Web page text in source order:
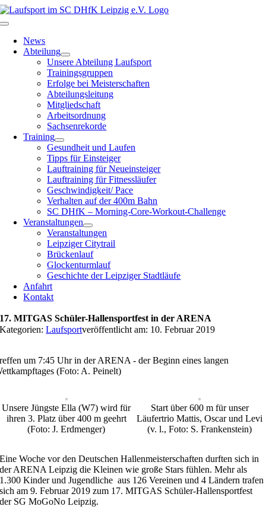
Zum
Inhalt
Toggle
Navigation
News
Abteilung
Unsere Abteilung Laufsport
Trainingsgruppen
Erfolge bei Meisterschaften
Abteilungsleitung
Mitgliedschaft
Arbeitsordnung
Sachsenrekorde
Training
Gesundheit und Laufen
Tipps für Einsteiger
Lauftraining für Neueinsteiger
Lauftraining für Fitnessläufer
Geschwindigkeit/ Pace
Verhalten auf der 400m Bahn
SC DHfK – Morning-Core-Workout-Challenge
Veranstaltungen
Veranstaltungen
Leipziger Citytrail
Brückenlauf
Glockenturmlauf
Geschichte der Leipziger Stadtläufe
Anfahrt
Kontakt
17. MITGAS Schüler-Hallensportfest in der ARENA
Kategorien:Laufsportveröffentlicht am: 10. Februar 2019
um 7:45 Uhr in der ARENA - der Beginn eines langen
(Foto: A. Peinelt)
Unsere Jüngste Ella (W7) wird für
ihren 3. Platz über 400 m geehrt
(Foto: J. Erdmenger)
Start über 600 m für unser
Läufertrio Mattis, Oscar und Levi
(v. l., Foto: S. Frankenstein)
Eine Woche vor den Deutschen Hallenmeisterschaften durften sich in
der ARENA Leipzig die Kleinen wie große Stars fühlen. Mehr als
1.300 Kinder und Jugendliche aus 126 Vereinen und 4 Ländern trafen
sich am 9. Februar 2019 zum 17. MITGAS Schüler-Hallensportfest
der SG MoGoNo Leipzig.